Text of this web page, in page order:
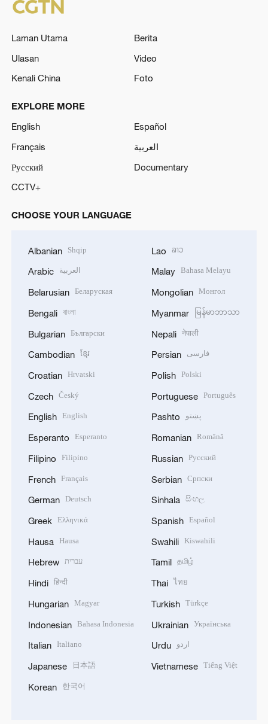
Laman Utama
Berita
Ulasan
Video
Kenali China
Foto
EXPLORE MORE
English
Español
Français
العربية
Русский
Documentary
CCTV+
CHOOSE YOUR LANGUAGE
Albanian Shqip
Arabic العربية
Belarusian Беларуская
Bengali বাংলা
Bulgarian Български
Cambodian ខ្មែរ
Croatian Hrvatski
Czech Český
English English
Esperanto Esperanto
Filipino Filipino
French Français
German Deutsch
Greek Ελληνικά
Hausa Hausa
Hebrew עברית
Hindi हिन्दी
Hungarian Magyar
Indonesian Bahasa Indonesia
Italian Italiano
Japanese 日本語
Korean 한국어
Lao ລາວ
Malay Bahasa Melayu
Mongolian Монгол
Myanmar မြန်မာဘာသာ
Nepali नेपाली
Persian فارسی
Polish Polski
Portuguese Português
Pashto پښتو
Romanian Română
Russian Русский
Serbian Српски
Sinhala සිංහල
Spanish Español
Swahili Kiswahili
Tamil தமிழ்
Thai ไทย
Turkish Türkçe
Ukrainian Українська
Urdu اردو
Vietnamese Tiếng Việt